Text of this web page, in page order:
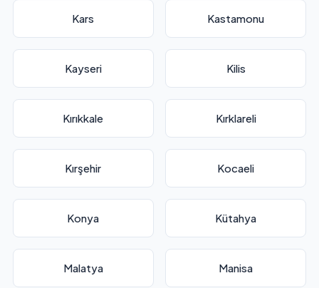
Kars Kastamonu
Kayseri Kilis
Kırıkkale Kırklareli
Kırşehir Kocaeli
Konya Kütahya
Malatya Manisa